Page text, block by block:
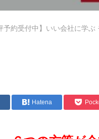
ナンバー
予約受付中】いい会社に学
Hatena